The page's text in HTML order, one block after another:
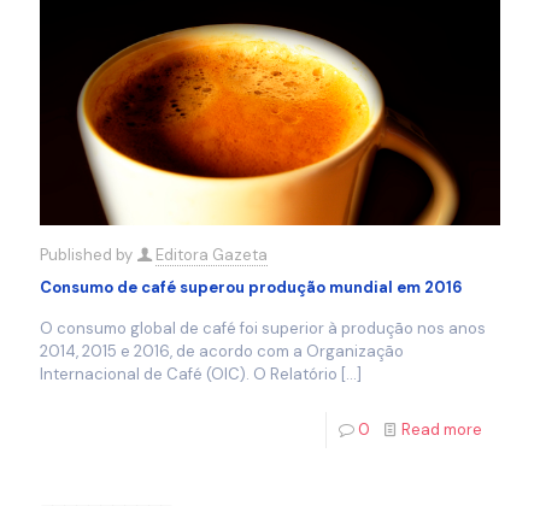
Published by
Editora Gazeta
Consumo de café superou produção mundial em 2016
O consumo global de café foi superior à produção nos anos
2014, 2015 e 2016, de acordo com a Organização
Internacional de Café (OIC). O Relatório […]
0 Read more